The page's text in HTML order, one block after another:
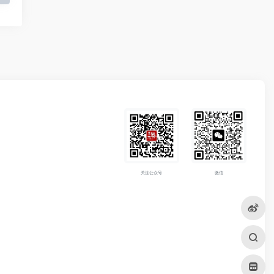
关注公众号 微信